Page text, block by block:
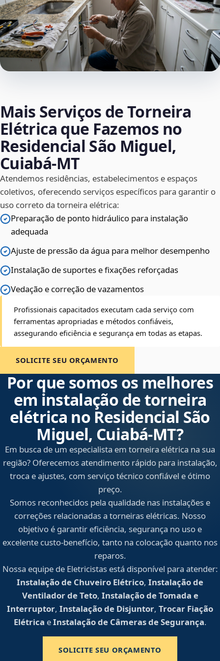
Mais Serviços de Torneira
Elétrica que Fazemos no
Residencial São Miguel,
Cuiabá‑MT
Atendemos residências, estabelecimentos e espaços
coletivos, oferecendo serviços específicos para garantir o
uso correto da torneira elétrica:
Preparação de ponto hidráulico para instalação
adequada
Ajuste de pressão da água para melhor desempenho
Instalação de suportes e fixações reforçadas
Vedação e correção de vazamentos
Profissionais capacitados executam cada serviço com
ferramentas apropriadas e métodos confiáveis,
assegurando eficiência e segurança em todas as etapas.
SOLICITE SEU ORÇAMENTO
Por que somos os melhores
em instalação de torneira
elétrica no Residencial São
Miguel, Cuiabá‑MT?
Em busca de um especialista em torneira elétrica na sua
região? Oferecemos atendimento rápido para instalação,
troca e ajustes, com serviço técnico confiável e ótimo
preço.
Somos reconhecidos pela qualidade nas instalações e
correções relacionadas a torneiras elétricas. Nosso
objetivo é garantir eficiência, segurança no uso e
excelente custo-benefício, tanto na colocação quanto nos
reparos.
Nossa equipe de Eletricistas está disponível para atender:
Instalação de Chuveiro Elétrico, Instalação de
Ventilador de Teto, Instalação de Tomada e
Interruptor, Instalação de Disjuntor, Trocar Fiação
Elétrica eInstalação de Câmeras de Segurança.
SOLICITE SEU ORÇAMENTO